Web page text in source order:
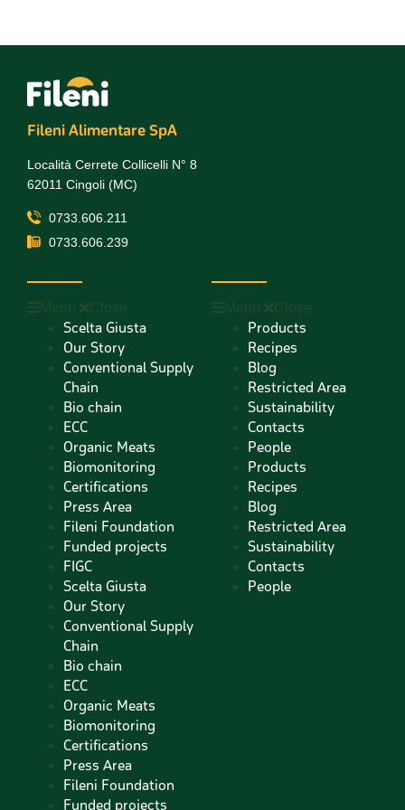
Fileni Alimentare SpA
Località Cerrete Collicelli N° 8
62011 Cingoli (MC)
0733.606.211
0733.606.239
Menu Close
Scelta Giusta
Our Story
Conventional Supply
Chain
Bio chain
ECC
Organic Meats
Biomonitoring
Certifications
Press Area
Fileni Foundation
Funded projects
FIGC
Scelta Giusta
Our Story
Conventional Supply
Chain
Bio chain
ECC
Organic Meats
Biomonitoring
Certifications
Press Area
Fileni Foundation
Funded projects
Menu Close
Products
Recipes
Blog
Restricted Area
Sustainability
Contacts
People
Products
Recipes
Blog
Restricted Area
Sustainability
Contacts
People